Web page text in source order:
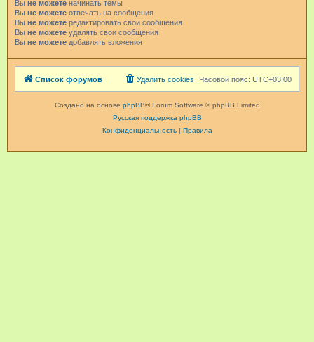
Вы не можете начинать темы
Вы не можете отвечать на сообщения
Вы не можете редактировать свои сообщения
Вы не можете удалять свои сообщения
Вы не можете добавлять вложения
Список форумов Часовой пояс: UTC+03:00
Удалить cookies
Создано на основе phpBB® Forum Software © phpBB Limited
Русская поддержка phpBB
Конфиденциальность| Правила